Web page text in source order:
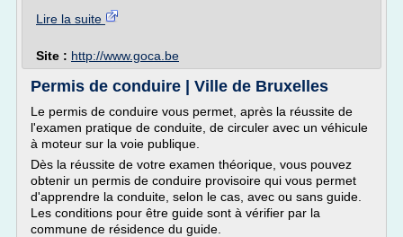
Lire la suite
Site : http://www.goca.be
Permis de conduire | Ville de Bruxelles
Le permis de conduire vous permet, après la réussite de
l'examen pratique de conduite, de circuler avec un véhicule
à moteur sur la voie publique.
Dès la réussite de votre examen théorique, vous pouvez
obtenir un permis de conduire provisoire qui vous permet
d'apprendre la conduite, selon le cas, avec ou sans guide.
Les conditions pour être guide sont à vérifier par la
commune de résidence du guide.